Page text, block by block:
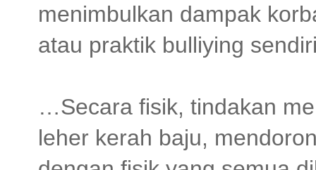
menimbulkan dampak
atau praktik bulliying
…Secara fisik, tindakan
leher kerah baju,